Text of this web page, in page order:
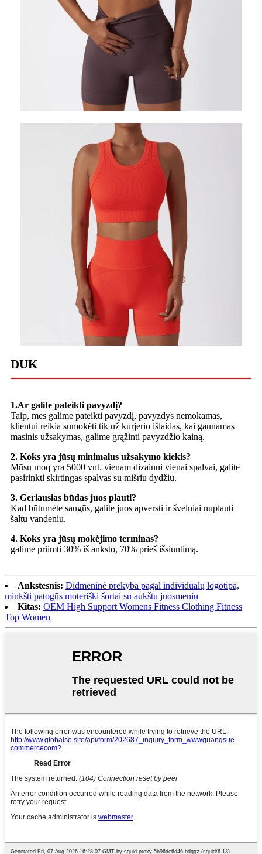
DUK
1.Ar galite pateikti pavyzdį?
Taip, mes galime pateikti pavyzdį, pavyzdys nemokamas,
klientui reikia sumokėti tik už kurjerio išlaidas, kai gaunamas
masinis užsakymas, galime grąžinti pavyzdžio kainą.
2. Koks yra jūsų minimalus užsakymo kiekis?
Mūsų moq yra 5000 vnt. vienam dizainui vienai spalvai, galite
pasirinkti skirtingas spalvas su mišriu dydžiu.
3. Geriausias būdas juos plauti?
Kad būtumėte saugūs, galite juos apversti ir švelniai nuplauti
šaltu vandeniu.
4. Koks yra jūsų mokėjimo terminas?
galime priimti 30% iš anksto, 70% prieš išsiuntimą.
Ankstesnis: Didmeninė prekyba pagal individualų logotipą,
minkšti patogūs moteriški šortai su aukštu juosmeniu
Kitas: OEM High Support Womens Fitness Clothing Fitness
Top Women